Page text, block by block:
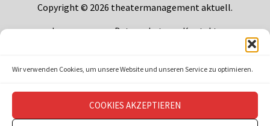
Wir verwenden Cookies, um unsere Website und unseren Service zu optimieren.
COOKIES AKZEPTIEREN
Copyright © 2026 theatermanagement aktuell.
Impressum
Datenschutz Kontakt